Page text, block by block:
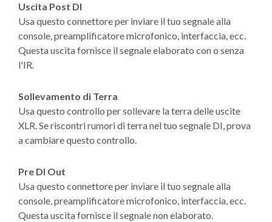
Uscita Post DI
Usa questo connettore per inviare il tuo segnale alla
console, preamplificatore microfonico, interfaccia, ecc.
Questa uscita fornisce il segnale elaborato con o senza
l'IR.
Sollevamento di Terra
Usa questo controllo per sollevare la terra delle uscite
XLR. Se riscontri rumori di terra nel tuo segnale DI, prova
a cambiare questo controllo.
Pre DI Out
Usa questo connettore per inviare il tuo segnale alla
console, preamplificatore microfonico, interfaccia, ecc.
Questa uscita fornisce il segnale non elaborato.